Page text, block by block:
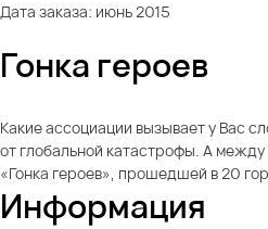
Дата заказа: июнь 2015
Гонка героев
Какие ассоциации вызывает у Вас
от глобальной катастрофы. А
«Гонка героев», прошедшей в 20
Информация